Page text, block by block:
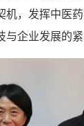
，发挥中医
企业发展的紧